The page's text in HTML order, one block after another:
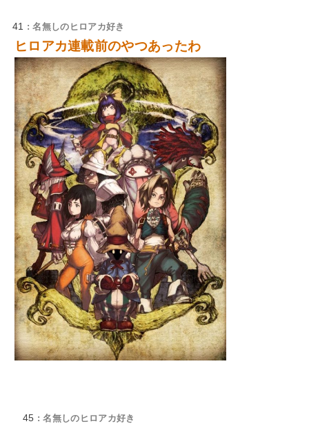
41 : 名無しのヒロアカ好き
ヒロアカ連載前のやつあったわ
45 : 名無しのヒロアカ好き